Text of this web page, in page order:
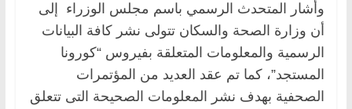
وأشار المتحدث الرسمي باسم مجلس الوزراء إلى
أن وزارة الصحة والسكان تتولى نشر كافة البيانات
الرسمية والمعلومات المتعلقة بفيروس “كورونا
المستجد”، كما تم عقد العديد من المؤتمرات
الصحفية بهدف نشر المعلومات الصحيحة التى تتعلق